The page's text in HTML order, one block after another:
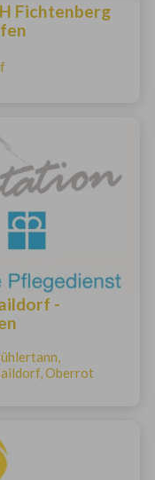
Fichtenberg
-
Oberrot